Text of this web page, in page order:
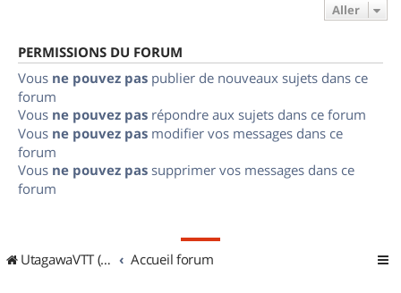
Aller
PERMISSIONS DU FORUM
Vous ne pouvez pas publier de nouveaux sujets dans ce
forum
Vous ne pouvez pas répondre aux sujets dans ce forum
Vous ne pouvez pas modifier vos messages dans ce
forum
Vous ne pouvez pas supprimer vos messages dans ce
forum
UtagawaVTT (Randos VTT et VTTAE avec traces GPS) Accueil forum